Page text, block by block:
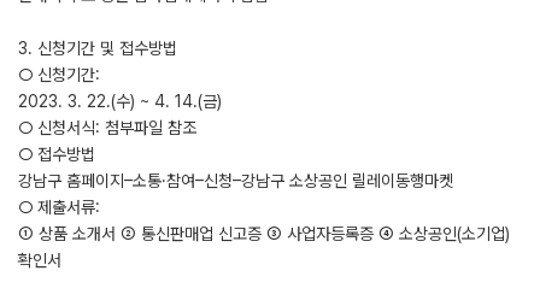
3. 신청기간 및 접수방법
○ 신청기간:
2023. 3. 22.(수) ~ 4. 14.(금)
○ 신청서식: 첨부파일 참조
○ 접수방법
강남구 홈페이지–소통·참여–신청–강남구 소상공인 릴레이동행마켓
○ 제출서류:
① 상품 소개서 ② 통신판매업 신고증 ③ 사업자등록증 ④ 소상공인(소기업)
확인서